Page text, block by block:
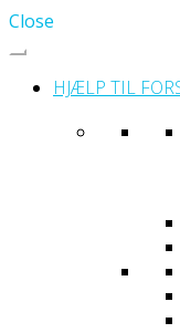
Close
HJÆLP TIL